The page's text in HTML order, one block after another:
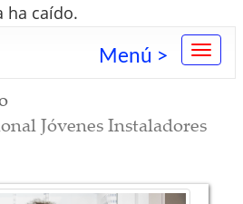
ha caído.
Menú >
Jóvenes Instaladores